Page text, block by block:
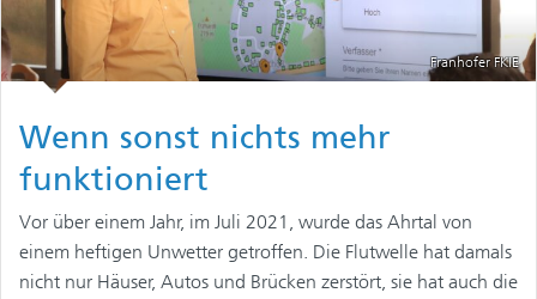
Franhofer FKIE
Wenn sonst nichts mehr
funktioniert
Vor über einem Jahr, im Juli 2021, wurde das Ahrtal von
einem heftigen Unwetter getroffen. Die Flutwelle hat damals
nicht nur Häuser, Autos und Brücken zerstört, sie hat auch die